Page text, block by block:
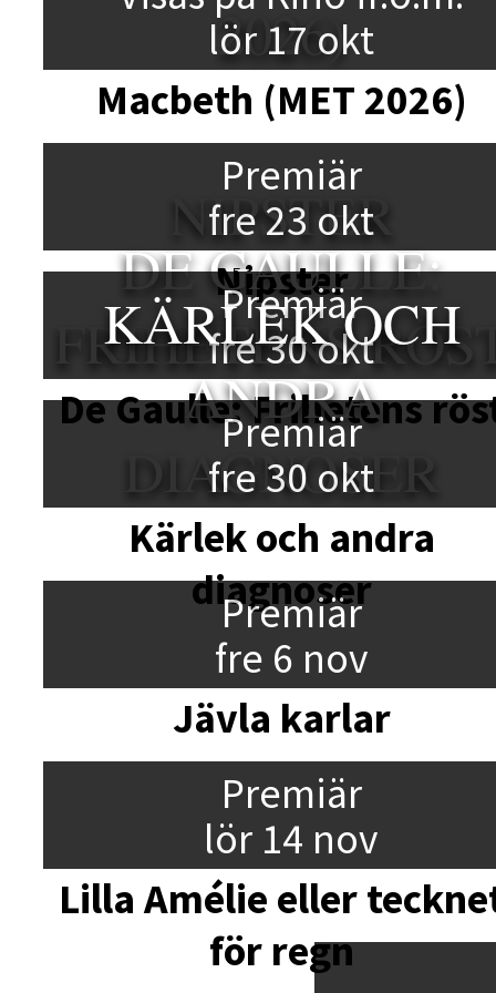
2026)
lör 17 okt
Macbeth (MET 2026)
NIPSTER
Premiär
fre 23 okt
Nipster
DE GAULLE:
FRIHETENS
Premiär
fre 30 okt
De Gaulle: Frihetens
KÄRLEK OCH
ANDRA
DIAGNOSER
Premiär
fre 30 okt
Kärlek och andra
diagnoser
Premiär
fre 6 nov
Jävla karlar
Premiär
lör 14 nov
Lilla Amélie eller
för regn